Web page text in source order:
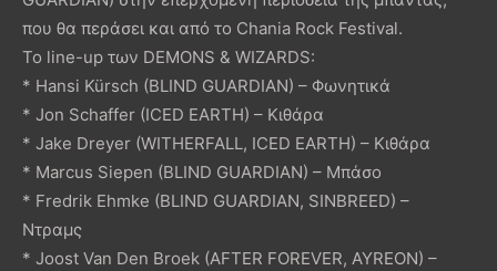
που θα περάσει και από το Chania Rock Festival.
Το line-up των DEMONS & WIZARDS:
* Hansi Kürsch (BLIND GUARDIAN) – Φωνητικά
* Jon Schaffer (ICED EARTH) – Κιθάρα
* Jake Dreyer (WITHERFALL, ICED EARTH) – Κιθάρα
* Marcus Siepen (BLIND GUARDIAN) – Μπάσο
* Fredrik Ehmke (BLIND GUARDIAN, SINBREED) –
Ντραμς
* Joost Van Den Broek (AFTER FOREVER, AYREON) –